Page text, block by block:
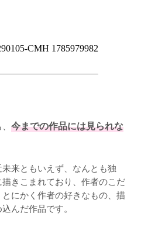
今までの作品には見られな
来ともいえず、なんとも独
きこまれており、作者のこだ
にかく作者の好きなもの、描
んだ作品です。